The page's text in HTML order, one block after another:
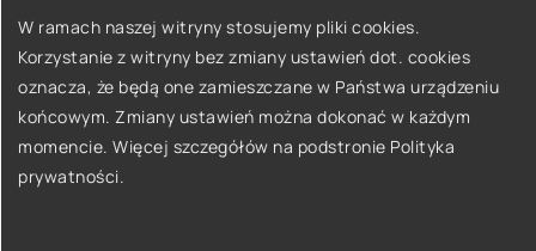
W ramach naszej witryny stosujemy pliki cookies.
Korzystanie z witryny bez zmiany ustawień dot. cookies
oznacza, że będą one zamieszczane w Państwa urządzeniu
końcowym. Zmiany ustawień można dokonać w każdym
momencie. Więcej szczegółów na podstronie Polityka
prywatności.